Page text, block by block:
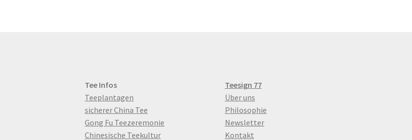
Tee Infos
Teeplantagen
sicherer China Tee
Gong Fu Teezeremonie
Chinesische Teekultur
Teesign 77
Über uns
Philosophie
Newsletter
Kontakt